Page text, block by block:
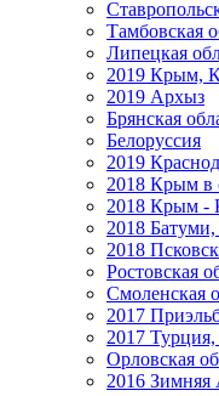
Тамбовская
Липецкая
2019 Крым,
2019 Архыз
Брянская
Белоруссия
2019
2018 Крым в
2018 Крым -
2018 Батуми,
2018
Ростовская
Смоленская
2017
2017
Орловская
2016 Зимняя